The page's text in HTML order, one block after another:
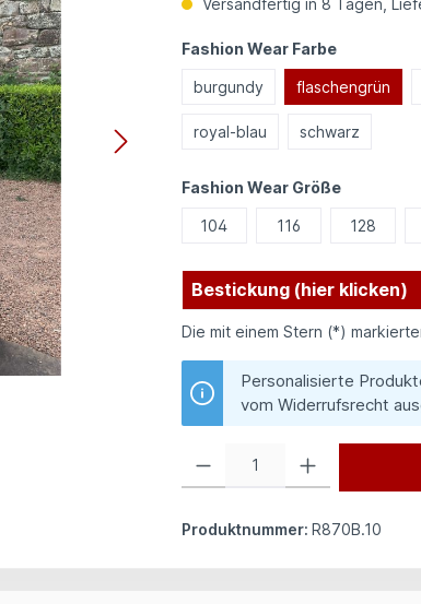
Versandfertig in 8 Tagen,
Fashion Wear Farbeauswählen
burgundy flaschengrün
royal-blau schwarz
Fashion Wear Größeauswählen
104 116 128
Bestickung (hier klicken)
Die mit einem Stern (*)
Personalisierte
vom Widerrufsrecht
Produktnummer: R870B.10